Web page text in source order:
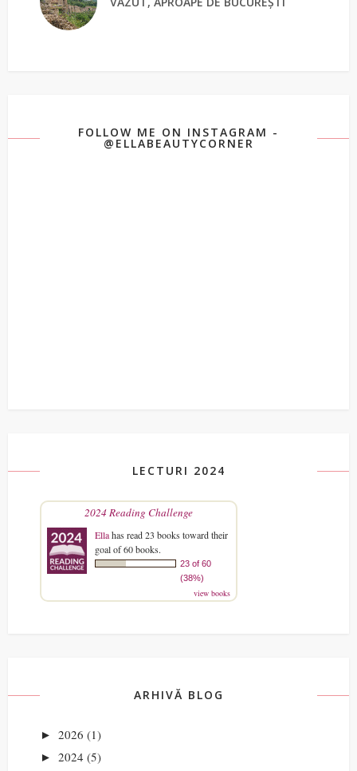
FOLLOW ME ON INSTAGRAM -
@ELLABEAUTYCORNER
LECTURI 2024
2024 Reading Challenge
Ellahas read 23 books toward their
goal of 60 books.
23 of 60
(38%)
view books
ARHIVĂ BLOG
► 2026 (1)
► 2024 (5)